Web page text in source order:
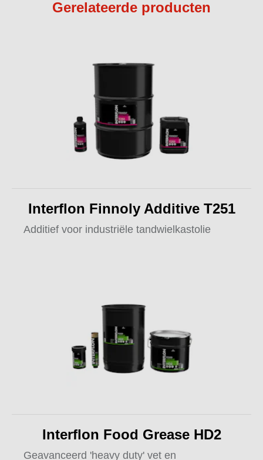
Gerelateerde producten
Interflon Finnoly Additive T251
Additief voor industriële tandwielkastolie
Interflon Food Grease HD2
Geavanceerd 'heavy duty' vet en